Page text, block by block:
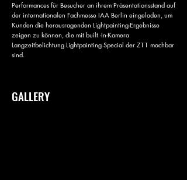
Performances für Besucher an ihrem Präsentationsstand auf
der internationalen Fachmesse IAA Berlin eingeladen, um
Kunden die herausragenden Lightpainting-Ergebnisse
zeigen zu können, die mit built -In-Kamera
Langzeitbelichtung Lightpainting Special der Z11 machbar
sind.
GALLERY